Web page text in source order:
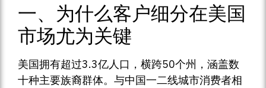
一、为什么客户细分在美国
市场尤为关键
美国拥有超过3.3亿人口，横跨50个州，涵盖数
十种主要族裔群体。与中国一二线城市消费者相